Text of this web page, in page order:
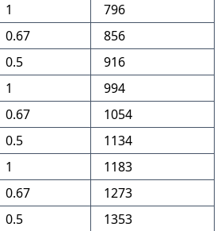
1
796
0.67
856
0.5
916
1
994
0.67
1054
0.5
1134
1
1183
0.67
1273
0.5
1353